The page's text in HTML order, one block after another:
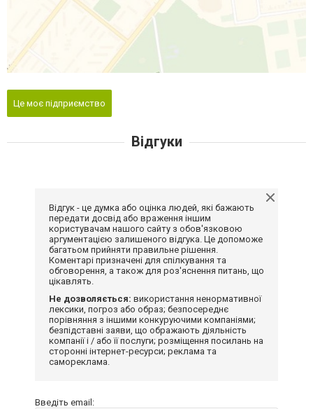
Це моє підприємство
Відгуки
Відгук - це думка або оцінка людей, які бажають
передати досвід або враження іншим
користувачам нашого сайту з обов'язковою
аргументацією залишеного відгука. Це допоможе
багатьом прийняти правильне рішення.
Коментарі призначені для спілкування та
обговорення, а також для роз'яснення питань, що
цікавлять.
Не дозволяється: використання ненормативної
лексики, погроз або образ; безпосереднє
порівняння з іншими конкуруючими компаніями;
безпідставні заяви, що ображають діяльність
компанії і / або її послуги; розміщення посилань на
сторонні інтернет-ресурси; реклама та
самореклама.
Введіть email: